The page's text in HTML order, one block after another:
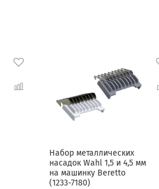
Набор металлических
насадок Wahl 1,5 и 4,5 мм
на машинку Beretto
(1233-7180)